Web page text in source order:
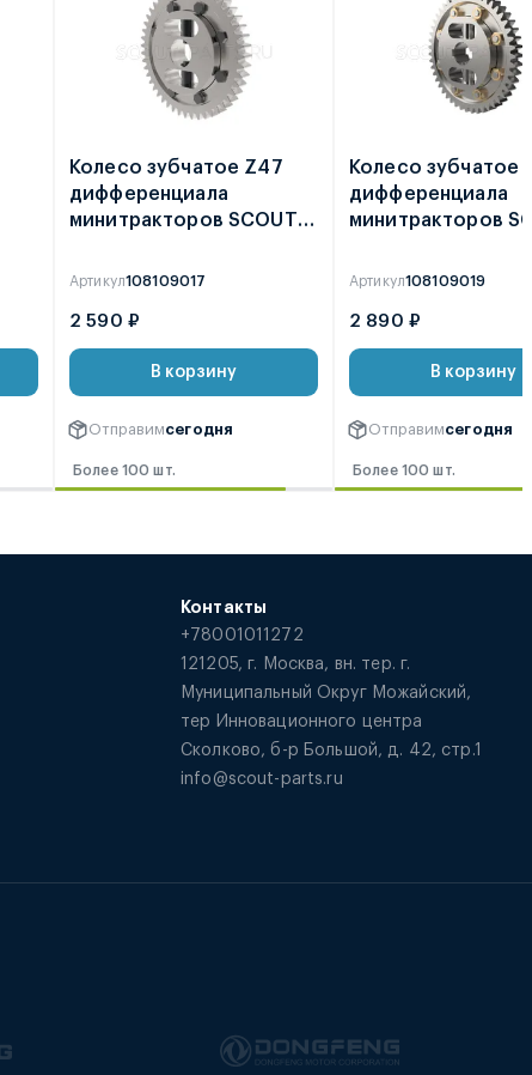
Колесо зубчатое Z47
дифференциала
минитракторов SCOUT
ФАЙТЕР T-22
Артикул108109017
2 590 ₽
В корзину
Отправимсегодня
Более 100 шт.
Колесо зубчатое
дифференциала
минитракторов
2021
Артикул108109019
2 890 ₽
В корзину
Отправимсегодня
Более 100 шт.
Контакты
+78001011272
121205, г. Москва, вн. тер. г.
Муниципальный Округ Можайский,
тер Инновационного центра
Сколково, б-р Большой, д. 42, стр.1
info@scout-parts.ru